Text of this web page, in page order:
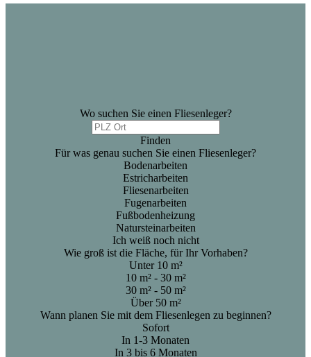
Wo suchen Sie einen Fliesenleger?
Finden
Für was genau suchen Sie einen Fliesenleger?
Bodenarbeiten
Estricharbeiten
Fliesenarbeiten
Fugenarbeiten
Fußbodenheizung
Natursteinarbeiten
Ich weiß noch nicht
Wie groß ist die Fläche, für Ihr Vorhaben?
Unter 10 m²
10 m² - 30 m²
30 m² - 50 m²
Über 50 m²
Wann planen Sie mit dem Fliesenlegen zu beginnen?
Sofort
In 1-3 Monaten
In 3 bis 6 Monaten